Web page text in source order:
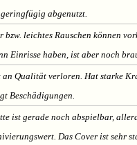
abgenutzt.
bzw. leichtes Rauschen können
Einrisse haben, ist aber noch
an Qualität verloren. Hat starke
Beschädigungen.
ist gerade noch abspielbar,
Das Cover ist sehr